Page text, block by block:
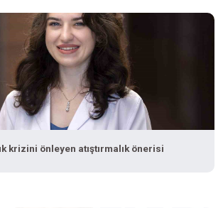
krizini önleyen atıştırmalık önerisi